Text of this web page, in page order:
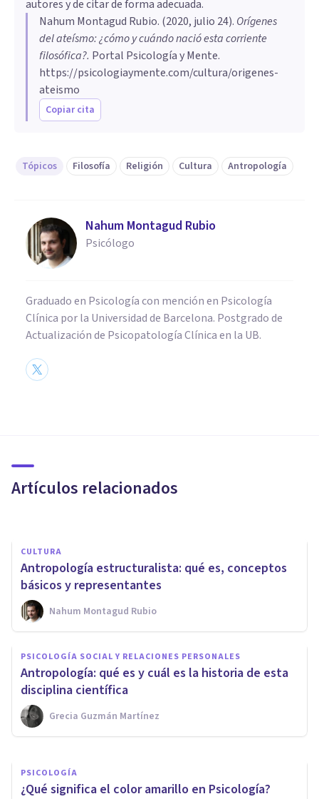
autores y de citar de forma adecuada.
Nahum Montagud Rubio. (2020, julio 24). Orígenes
del ateísmo: ¿cómo y cuándo nació esta corriente
filosófica?. Portal Psicología y Mente.
https://psicologiaymente.com/cultura/origenes-
ateismo
Copiar cita
Tópicos Filosofía Religión Cultura Antropología
Nahum Montagud Rubio
Psicólogo
Graduado en Psicología con mención en Psicología
Clínica por la Universidad de Barcelona. Postgrado de
Actualización de Psicopatología Clínica en la UB.
Artículos relacionados
hindúes, y su simbolismo
CULTURA
Antropología estructuralista: qué es, conceptos
básicos y representantes
Nahum Montagud Rubio
PSICOLOGÍA SOCIAL Y RELACIONES PERSONALES
Antropología: qué es y cuál es la historia de esta
disciplina científica
Grecia Guzmán Martínez
Las 14 ramas de las Ciencias
Sociales (explicadas)
Grecia Guzmán Martínez
PSICOLOGÍA
¿Qué significa el color amarillo en Psicología?